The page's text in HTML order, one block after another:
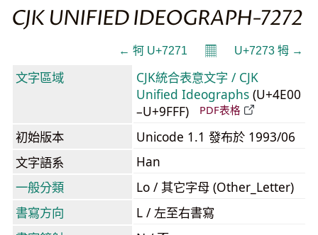
CJK UNIFIED IDEOGRAPH-7272
← 牱 U+7271 𝄜 U+7273 牳 →
文字區域
CJK統合表意文字 / CJK
Unified Ideographs (U+4E00
–U+9FFF)
PDF表格
初始版本
Unicode 1.1 發布於 1993/06
文字語系
Han
一般分類
Lo / 其它字母 (Other_Letter)
書寫方向
L / 左至右書寫